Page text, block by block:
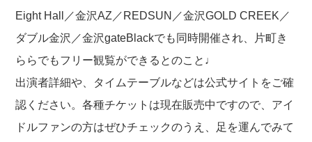
Eight Hall／金沢AZ／REDSUN／金沢GOLD CREEK／
ダブル金沢／金沢gateBlackでも同時開催され、片町き
ららでもフリー観覧ができるとのこと♩
出演者詳細や、タイムテーブルなどは公式サイトをご確
認ください。各種チケットは現在販売中ですので、アイ
ドルファンの方はぜひチェックのうえ、足を運んでみて